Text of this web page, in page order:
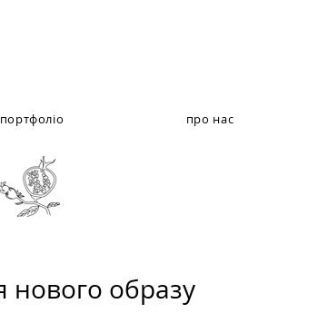
портфоліо про нас
нового образу